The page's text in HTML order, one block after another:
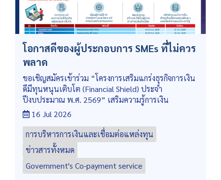
โอกาสดีของผู้ประกอบการ SMEs ที่ไม่ควร
พลาด
ขอเชิญสมัครเข้าร่วม “โครงการเสริมแกร่งธุรกิจการเงิน
ดีมีทุนหนุนเติบโต (Financial Shield) ประจำ
ปีงบประมาณ พ.ศ. 2569” เสริมความรู้การเงิน
16 Jul 2026
การบริหารการเงินและเชื่อมต่อแหล่งทุน
ข่าวสารทั้งหมด
Government's Co-payment service